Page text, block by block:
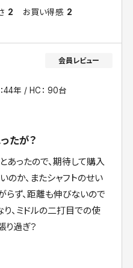
2 お買い得感 2
44年
HC： 90台
たが？
あったので、期待して購入
のか、またシャフトのせい
らず、距離も伸びないので
、ミドルの二打目での使
過ぎ？